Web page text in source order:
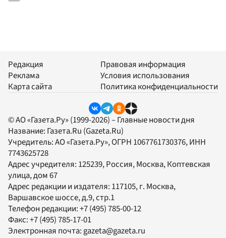
Редакция
Реклама
Карта сайта
Правовая информация
Условия использования
Политика конфиденциальности
© АО «Газета.Ру» (1999-2026) – Главные новости дня
Название: Газета.Ru (Gazeta.Ru)
Учредитель:АО «Газета.Ру», ОГРН 1067761730376, ИНН
7743625728
Адрес учредителя: 125239, Россия, Москва, Коптевская
улица, дом 67
Адрес редакции и издателя: 117105, г. Москва,
Варшавское шоссе, д.9, стр.1
Телефон редакции:+7 (495) 785-00-12
Факс:+7 (495) 785-17-01
Электронная почта:gazeta@gazeta.ru